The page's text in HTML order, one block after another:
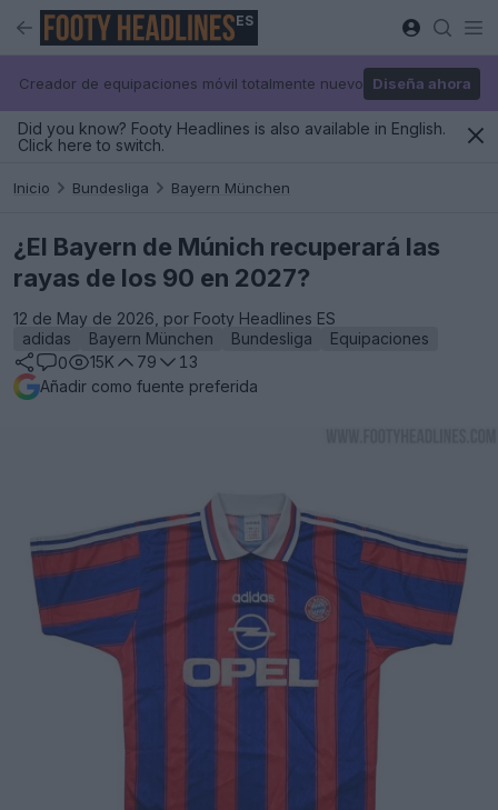
ES
Creador de equipaciones móvil totalmente nuevo Diseña ahora
Did you know? Footy Headlines is also available in English.
Click here to switch.
Inicio Bundesliga Bayern München
¿El Bayern de Múnich recuperará las
rayas de los 90 en 2027?
12 de May de 2026, por Footy Headlines ES
adidas
Bayern München Bundesliga
Equipaciones
0
15K 79
13
Añadir como fuente preferida